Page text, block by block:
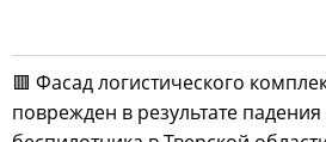
🟥 Фасад логистического
поврежден в результате